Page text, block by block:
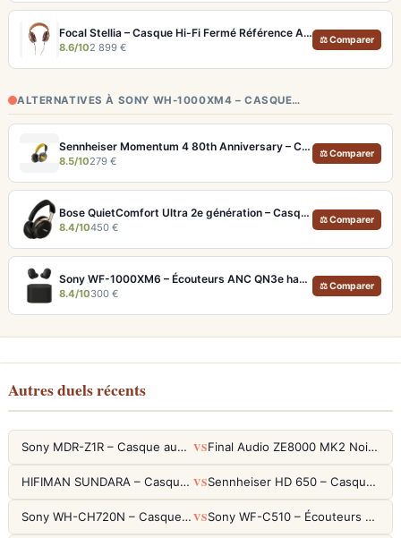
Focal Stellia – Casque Hi-Fi Fermé Référence Audiophile Portable
8.6/102 899 €
⚖ Comparer
ALTERNATIVES À SONY WH-1000XM4 – CASQUE…
Sennheiser Momentum 4 80th Anniversary – Casque Bluetooth édition limitée 60h
8.5/10279 €
⚖ Comparer
Bose QuietComfort Ultra 2e génération – Casque ANC premium avec son immersif spatial et 30h d'autonomie
8.4/10450 €
⚖ Comparer
Sony WF-1000XM6 – Écouteurs ANC QN3e haute fidélité
8.4/10300 €
⚖ Comparer
Autres duels récents
Sony MDR-Z1R – Casque audiophile fermé haute résolution VS Final Audio ZE8000 MK2 Noir – Écouteurs True Wireless audiophiles 8K Sound
HIFIMAN SUNDARA – Casque Planar Magnetic Ouvert Over-Ear Audiophile VS Sennheiser HD 650 – Casque audiophile ouvert pour l'écoute analytique
Sony WH-CH720N – Casque ANC 35h, Ultra-léger (192g) avec Processeur V1 VS Sony WF-C510 – Écouteurs True Wireless compacts, autonomie 22h et multipoint